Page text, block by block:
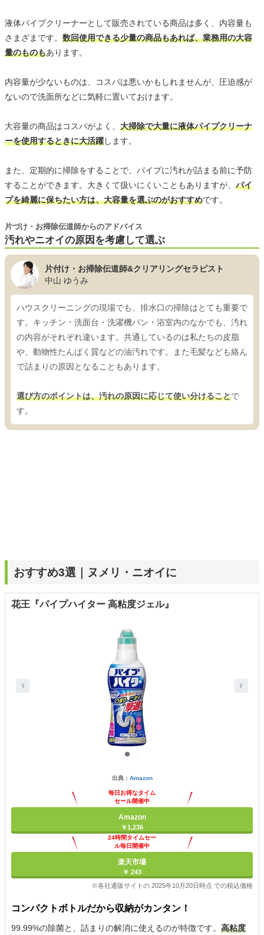
液体パイプクリーナーとして販売されている商品は多く、内容量も
さまざまです。 数回使用できる少量の商品もあれば、業務用の大容
量のものもあります。
内容量が少ないものは、コスパは悪いかもしれませんが、圧迫感が
ないので洗面所などに気軽に置いておけます。
大容量の商品はコスパがよく、 大掃除で大量に液体パイプクリーナ
ーを使用するときに大活躍します。
また、定期的に掃除をすることで、パイプに汚れが詰まる前に予防
することができます。大きくて扱いにくいこともありますが、 パイ
プを綺麗に保ちたい方は、大容量を選ぶのがおすすめです。
汚れやニオイの原因を考慮して選ぶ
片づけ・お掃除伝道師からのアドバイス
片付け・お掃除伝道師&クリアリングセラピスト
中山 ゆうみ
ハウスクリーニングの現場でも、排水口の掃除はとても重要で
す。キッチン・洗面台・洗濯機パン・浴室内のなかでも、汚れ
の内容がそれぞれ違います。共通しているのは私たちの皮脂
や、動物性たんぱく質などの油汚れです。また毛髪なども絡ん
で詰まりの原因となることもあります。
選び方のポイントは、汚れの原因に応じて使い分けることで
す。
おすすめ3選｜ヌメリ・ニオイに
花王『パイプハイター 高粘度ジェル』
出典： Amazon
毎日お得なタイム
セール開催中
Amazon
￥1,236
24時間タイムセー
ル毎日開催中
楽天市場
￥ 243
※各社通販サイトの 2025年10月20日時点 での税込価格
コンパクトボトルだから収納がカンタン！
99.99%の除菌と、詰まりの解消に使えるのが特徴です。 高粘度